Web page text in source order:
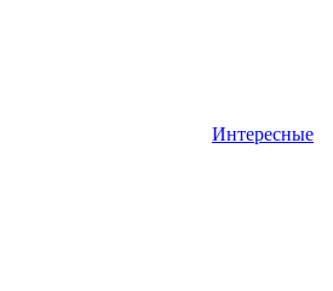
Интересные